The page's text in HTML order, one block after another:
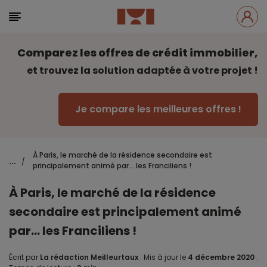
Comparez les offres de crédit immobilier,
et trouvez la solution adaptée à votre projet !
Je compare les meilleures offres !
... /
À Paris, le marché de la résidence secondaire est
principalement animé par… les Franciliens !
À Paris, le marché de la résidence
secondaire est principalement animé
par… les Franciliens !
Écrit par La rédaction Meilleurtaux . Mis à jour le 4 décembre 2020 .